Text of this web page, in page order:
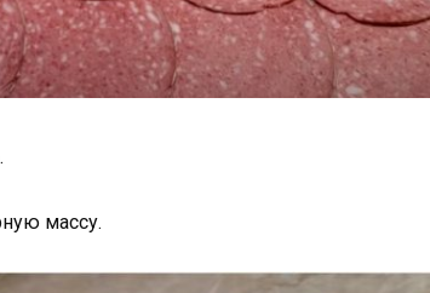
массу.